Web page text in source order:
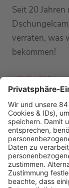
Seit 20
verraten, was
bekommen!
MEHR LESEN